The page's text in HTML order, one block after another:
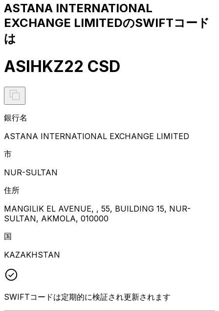
ASTANA INTERNATIONAL
EXCHANGE LIMITEDのSWIFTコード
は
ASIHKZ22 CSD
銀行名
ASTANA INTERNATIONAL EXCHANGE LIMITED
市
NUR-SULTAN
住所
MANGILIK EL AVENUE, , 55, BUILDING 15, NUR-
SULTAN, AKMOLA, 010000
国
KAZAKHSTAN
SWIFTコードは定期的に検証され更新されます